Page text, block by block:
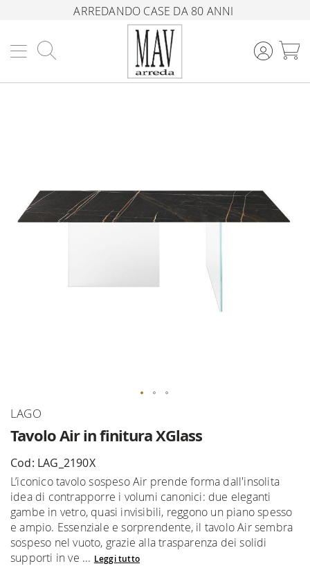
ARREDANDO CASE DA 80 ANNI
Tavolo Air in finitura XGlass
LAGO
Cod: LAG_2190X
L’iconico tavolo sospeso Air prende forma dall'insolita
idea di contrapporre i volumi canonici: due eleganti
gambe in vetro, quasi invisibili, reggono un piano spesso
e ampio. Essenziale e sorprendente, il tavolo Air sembra
sospeso nel vuoto, grazie alla trasparenza dei solidi
supporti in ve ... Leggi tutto
immagini
Vai
della
galleria
di
immagini